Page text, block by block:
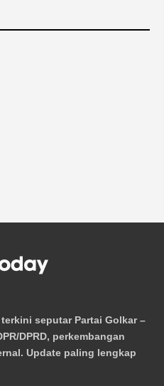
seputar Partai Golkar –
DPRD, perkembangan
Update paling lengkap